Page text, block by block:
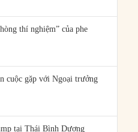
thí nghiệm” của phe
cuộc gặp với Ngoại trưởng
tại Thái Bình Dương